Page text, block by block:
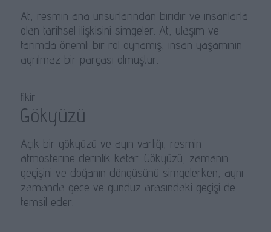
At, resmin ana unsurlarından biridir ve insanlarla
olan tarihsel ilişkisini simgeler. At, ulaşım ve
tarımda önemli bir rol oynamış, insan yaşamının
ayrılmaz bir parçası olmuştur.
fikir
Gökyüzü
Açık bir gökyüzü ve ayın varlığı, resmin
atmosferine derinlik katar. Gökyüzü, zamanın
geçişini ve doğanın döngüsünü simgelerken, aynı
zamanda gece ve gündüz arasındaki geçişi de
temsil eder.